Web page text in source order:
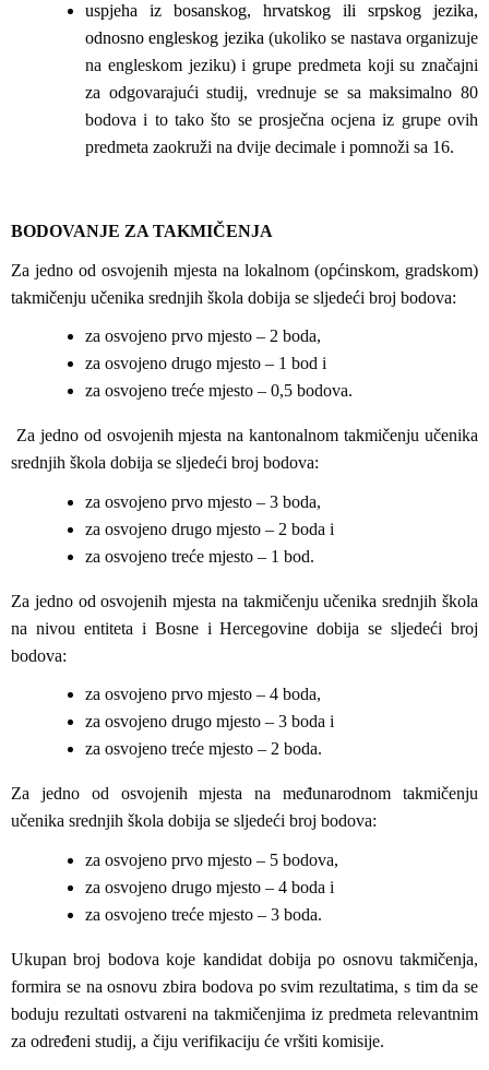
uspjeha iz bosanskog, hrvatskog ili srpskog jezika,
odnosno engleskog jezika (ukoliko se nastava organizuje
na engleskom jeziku) i grupe predmeta koji su značajni
za odgovarajući studij, vrednuje se sa maksimalno 80
bodova i to tako što se prosječna ocjena iz grupe ovih
predmeta zaokruži na dvije decimale i pomnoži sa 16.
BODOVANJE ZA TAKMIČENJA
Za jedno od osvojenih mjesta na lokalnom (općinskom, gradskom)
takmičenju učenika srednjih škola dobija se sljedeći broj bodova:
za osvojeno prvo mjesto – 2 boda,
za osvojeno drugo mjesto – 1 bod i
za osvojeno treće mjesto – 0,5 bodova.
Za jedno od osvojenih mjesta na kantonalnom takmičenju učenika
srednjih škola dobija se sljedeći broj bodova:
za osvojeno prvo mjesto – 3 boda,
za osvojeno drugo mjesto – 2 boda i
za osvojeno treće mjesto – 1 bod.
Za jedno od osvojenih mjesta na takmičenju učenika srednjih škola
na nivou entiteta i Bosne i Hercegovine dobija se sljedeći broj
bodova:
za osvojeno prvo mjesto – 4 boda,
za osvojeno drugo mjesto – 3 boda i
za osvojeno treće mjesto – 2 boda.
Za jedno od osvojenih mjesta na međunarodnom takmičenju
učenika srednjih škola dobija se sljedeći broj bodova:
za osvojeno prvo mjesto – 5 bodova,
za osvojeno drugo mjesto – 4 boda i
za osvojeno treće mjesto – 3 boda.
Ukupan broj bodova koje kandidat dobija po osnovu takmičenja,
formira se na osnovu zbira bodova po svim rezultatima, s tim da se
boduju rezultati ostvareni na takmičenjima iz predmeta relevantnim
za određeni studij, a čiju verifikaciju će vršiti komisije.